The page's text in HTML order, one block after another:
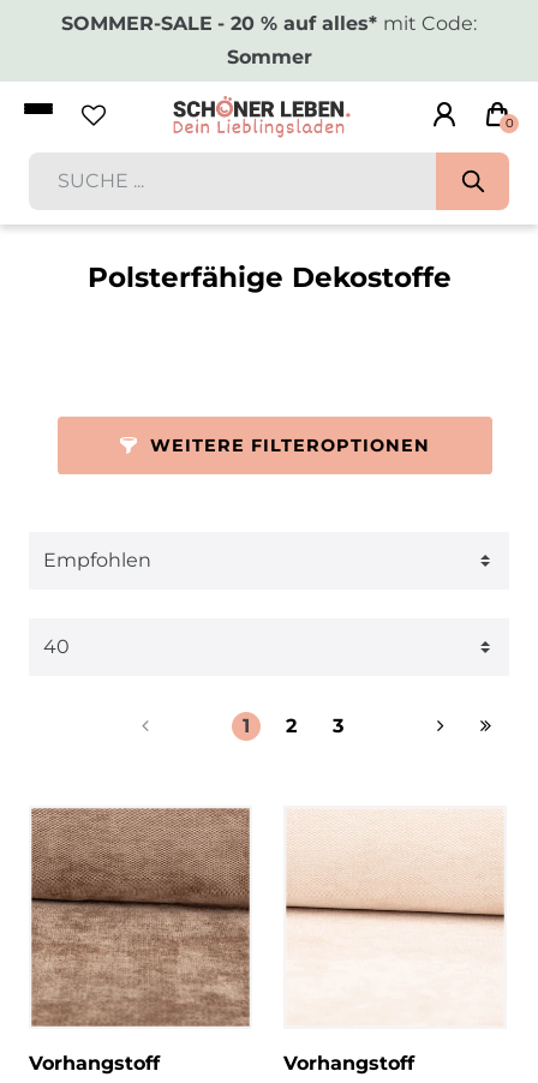
SOMMER-SALE - 20 % auf alles* mit Code:
Sommer
0
Polsterfähige Dekostoffe
WEITERE FILTEROPTIONEN
1 2 3
Vorhangstoff
Vorhangstoff